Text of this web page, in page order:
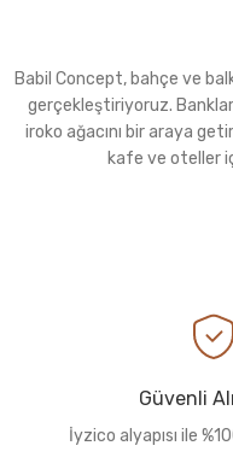
Babil Concept, bahçe ve
gerçekleştiriyoruz.
iroko ağacını bir araya
kafe ve oteller
Güvenli
İyzico alyapısı ile